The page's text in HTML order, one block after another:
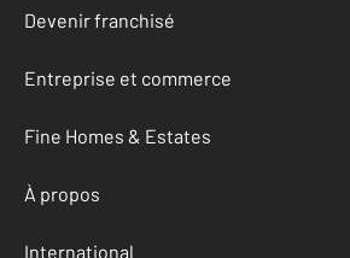
Devenir franchisé
Entreprise et commerce
Fine Homes & Estates
À propos
International